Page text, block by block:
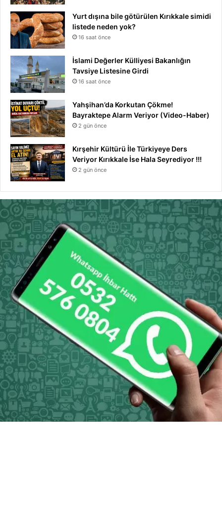
Yurt dışına bile götürülen Kırıkkale simidi
listede neden yok?
16 saat önce
İslami Değerler Külliyesi Bakanlığın
Tavsiye Listesine Girdi
16 saat önce
Yahşihan’da Korkutan Çökme!
Bayraktepe Alarm Veriyor (Video-Haber)
2 gün önce
Kırşehir Kültürü İle Türkiyeye Ders
Veriyor Kırıkkale İse Hala Seyrediyor !!!
2 gün önce